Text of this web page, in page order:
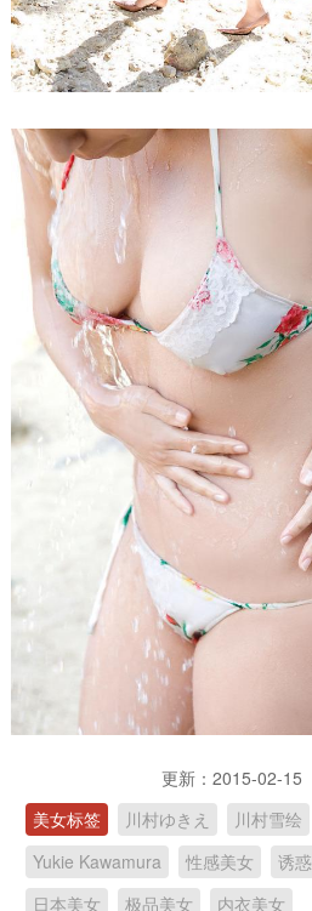
更新：2015-02-
美女标签
川村ゆきえ 川村雪绘
Yukie Kawamura
性感美女 诱
日本美女
极品美女 内衣美女